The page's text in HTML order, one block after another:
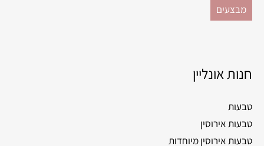
מבצעים
חנות אונליין
טבעות
טבעות אירוסין
טבעות אירוסין מיוחדות